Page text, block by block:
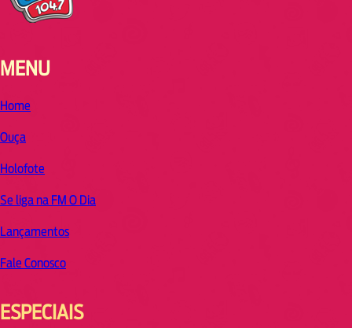
MENU
Home
Ouça
Holofote
Se liga na FM O Dia
Lançamentos
Fale Conosco
ESPECIAIS